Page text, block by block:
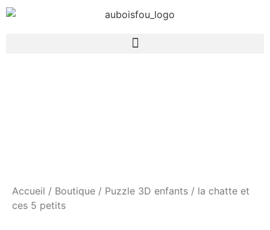
Accueil / Boutique / Puzzle 3D enfants / la chatte et
ces 5 petits